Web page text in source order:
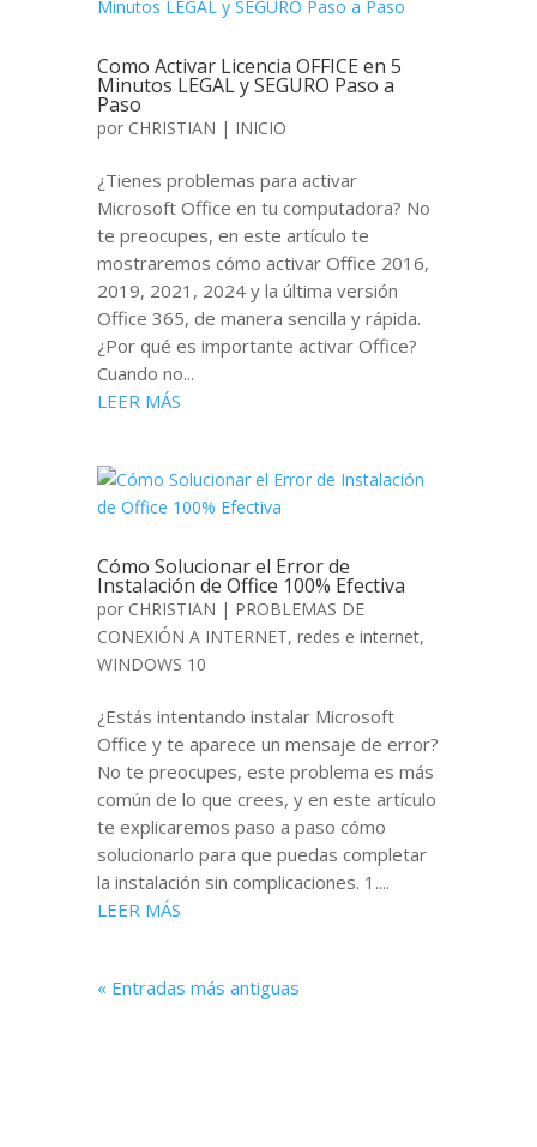
Como Activar Licencia OFFICE en 5
Minutos LEGAL y SEGURO Paso a
Paso
por CHRISTIAN | INICIO
¿Tienes problemas para activar
Microsoft Office en tu computadora? No
te preocupes, en este artículo te
mostraremos cómo activar Office 2016,
2019, 2021, 2024 y la última versión
Office 365, de manera sencilla y rápida.
¿Por qué es importante activar Office?
Cuando no...
LEER MÁS
Cómo Solucionar el Error de
Instalación de Office 100% Efectiva
por CHRISTIAN | PROBLEMAS DE
CONEXIÓN A INTERNET, redes e internet,
WINDOWS 10
¿Estás intentando instalar Microsoft
Office y te aparece un mensaje de error?
No te preocupes, este problema es más
común de lo que crees, y en este artículo
te explicaremos paso a paso cómo
solucionarlo para que puedas completar
la instalación sin complicaciones. 1....
LEER MÁS
« Entradas más antiguas